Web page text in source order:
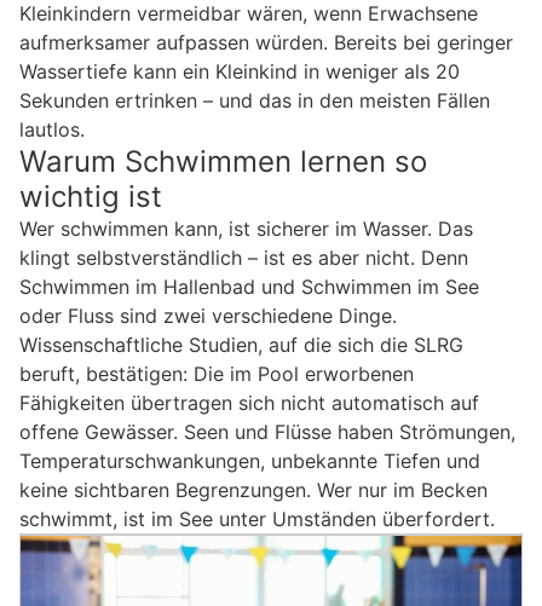
Kleinkindern vermeidbar wären, wenn Erwachsene
aufmerksamer aufpassen würden. Bereits bei geringer
Wassertiefe kann ein Kleinkind in weniger als 20
Sekunden ertrinken – und das in den meisten Fällen
lautlos.
Warum Schwimmen lernen so
wichtig ist
Wer schwimmen kann, ist sicherer im Wasser. Das
klingt selbstverständlich – ist es aber nicht. Denn
Schwimmen im Hallenbad und Schwimmen im See
oder Fluss sind zwei verschiedene Dinge.
Wissenschaftliche Studien, auf die sich die SLRG
beruft, bestätigen: Die im Pool erworbenen
Fähigkeiten übertragen sich nicht automatisch auf
offene Gewässer. Seen und Flüsse haben Strömungen,
Temperaturschwankungen, unbekannte Tiefen und
keine sichtbaren Begrenzungen. Wer nur im Becken
schwimmt, ist im See unter Umständen überfordert.